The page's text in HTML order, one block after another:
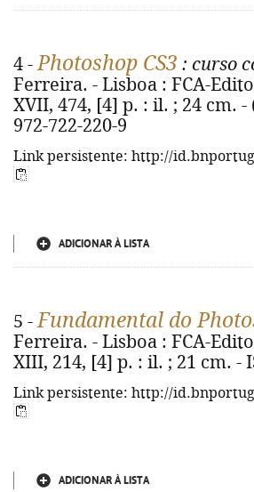
4 -Photoshop CS3 : curso
Ferreira. - Lisboa : FCA-
XVII, 474, [4] p. : il. ; 24 cm.
972-722-220-9
Link persistente: http://
ADICIONAR À LISTA
5 -Fundamental do
Ferreira. - Lisboa : FCA-
XIII, 214, [4] p. : il. ; 21 cm. -
Link persistente: http://
ADICIONAR À LISTA